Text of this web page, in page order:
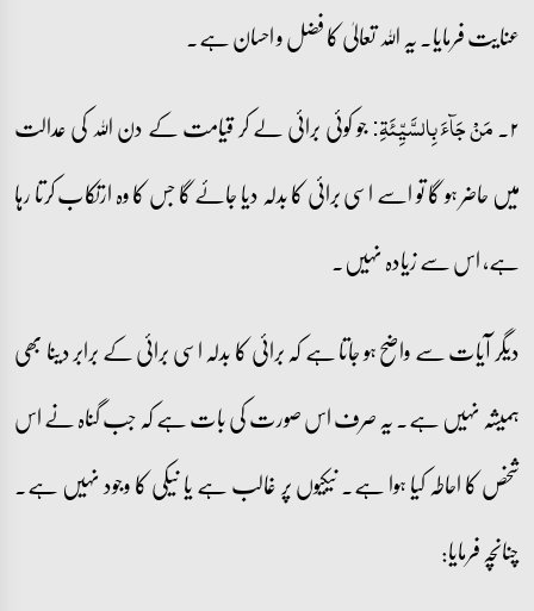
عنایت فرمایا۔ یہ اللہ تعالیٰ کا فضل و احسان ہے۔
۲۔ مَنۡ جَآءَ بِالسَّیِّئَۃِ:جو کوئی برائی لے کر قیامت کے دن اللہ کی عدالت
میں حاضر ہو گا تو اسے اسی برائی کا بدلہ دیا جائے گا جس کا وہ ارتکاب کرتا رہا
ہے، اس سے زیادہ نہیں۔
دیگر آیات سے واضح ہو جاتا ہے کہ برائی کا بدلہ اسی برائی کے برابر دینا بھی
ہمیشہ نہیں ہے۔ یہ صرف اس صورت کی بات ہے کہ جب گناہ نے اس
شخص کا احاطہ کیا ہوا ہے۔ نیکیوں پر غالب ہے یا نیکی کا وجود نہیں ہے۔
چنانچہ فرمایا: